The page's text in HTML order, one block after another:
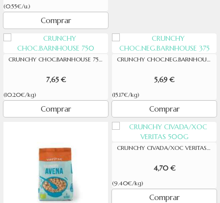
(0.55€/u.)
Comprar
CRUNCHY CHOC.BARNHOUSE 750
7,65 €
(10.20€/kg)
Comprar
CRUNCHY CHOC.NEG.BARNHOUSE 375
5,69 €
(15.17€/kg)
Comprar
CRUNCHY CIVADA/XOC VERITAS 500G
4,70 €
(9.40€/kg)
Comprar